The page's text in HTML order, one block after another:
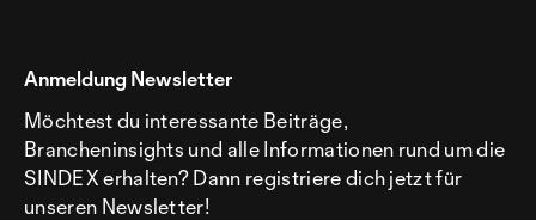
Anmeldung Newsletter
Möchtest du interessante Beiträge,
Brancheninsights und alle Informationen rund um die
SINDEX erhalten? Dann registriere dich jetzt für
unseren Newsletter!